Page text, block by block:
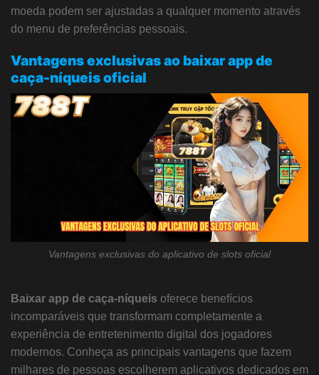
moeda podem ser ajustadas a qualquer momento através
do menu de preferências pessoais.
Vantagens exclusivas ao baixar app de
caça-níqueis oficial
Vantagens exclusivas do aplicativo de slots oficial
Baixar app de caça-níqueis oferece benefícios
incomparáveis que transformam completamente a
experiência de entretenimento digital dos jogadores
modernos. Conheça as principais vantagens que fazem
milhares de pessoas escolherem aplicativos dedicados em